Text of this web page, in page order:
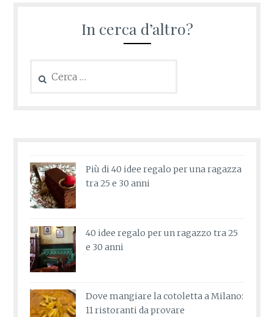
In cerca d’altro?
per:
Più di 40 idee regalo per una ragazza
tra 25 e 30 anni
40 idee regalo per un ragazzo tra 25
e 30 anni
Dove mangiare la cotoletta a Milano:
11 ristoranti da provare